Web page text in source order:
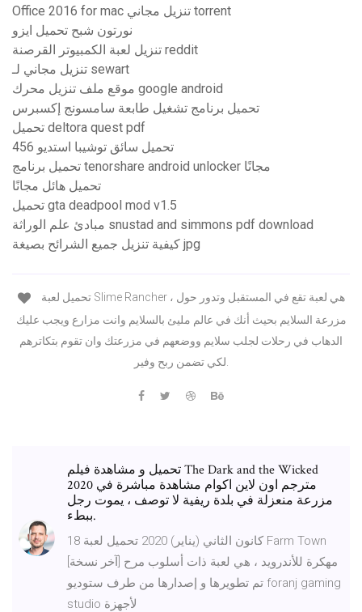
Office 2016 for mac تنزيل مجاني torrent
نورتون شبح تحميل ايزو
تنزيل لعبة الكمبيوتر القرصنة reddit
تنزيل مجاني لـ sewart
موقع ملف تنزيل محرك google android
تحميل برنامج تشغيل طابعة سامسونج إكسبرس
تحميل deltora quest pdf
تحميل سائق توشيبا استديو 456
تحميل برنامج tenorshare android unlocker مجانًا
تحميل هائل مجانًا
تحميل gta deadpool mod v1.5
مبادئ علم الوراثة snustad and simmons pdf download
كيفية تنزيل جميع الشرائح بصيغة jpg
مزرعة السلايم بحيث أنك في عالم مليئ بالسلايم وانت مزارع ويجب عليك
الدهاب في رحلات لجلب سلايم ووضعهم في مزرعتك وان تقوم بتكاترهم
تحميل و مشاهدة فيلم The Dark and the Wicked
2020 مترجم اون لاين اكوام مشاهدة مباشرة في
مزرعة منعزلة في بلدة ريفية لا توصف ، يموت رجل
ببطء.
18 كانون الثاني (يناير) 2020 تحميل لعبة Farm Town
تم تطويرها و إصدارها من طرف ستوديو foranj gaming
studio لأجهزة